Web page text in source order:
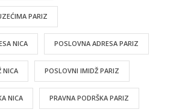
PARIZ
NICA POSLOVNA ADRESA PARIZ
NICA POSLOVNI IMIDŽ PARIZ
NICA PRAVNA PODRŠKA PARIZ